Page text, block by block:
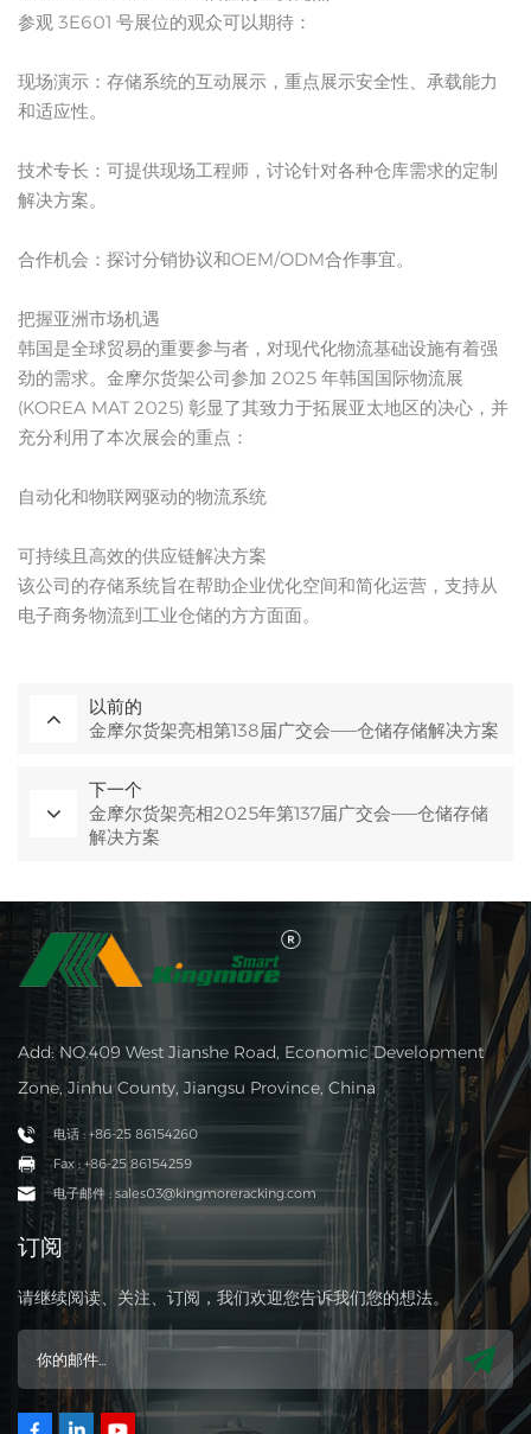
参观 3E601 号展位的观众可以期待：
现场演示：存储系统的互动展示，重点展示安全性、承载能力
和适应性。
技术专长：可提供现场工程师，讨论针对各种仓库需求的定制
解决方案。
合作机会：探讨分销协议和OEM/ODM合作事宜。
把握亚洲市场机遇
韩国是全球贸易的重要参与者，对现代化物流基础设施有着强
劲的需求。金摩尔货架公司参加 2025 年韩国国际物流展
(KOREA MAT 2025) 彰显了其致力于拓展亚太地区的决心，并
充分利用了本次展会的重点：
自动化和物联网驱动的物流系统
可持续且高效的供应链解决方案
该公司的存储系统旨在帮助企业优化空间和简化运营，支持从
电子商务物流到工业仓储的方方面面。
以前的
金摩尔货架亮相第138届广交会——仓储存储解决方案
下一个
金摩尔货架亮相2025年第137届广交会——仓储存储
解决方案
Add: NO.409 West Jianshe Road, Economic Development
Zone, Jinhu County, Jiangsu Province, China
电话 : +86-25 86154260
Fax : +86-25 86154259
电子邮件 : sales03@kingmoreracking.com
订阅
请继续阅读、关注、订阅，我们欢迎您告诉我们您的想法。